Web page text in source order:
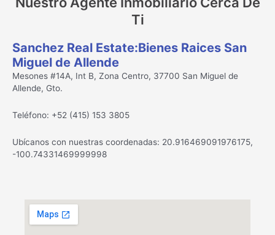
Ti
Sanchez Real Estate:Bienes Raices San
Miguel de Allende
Mesones #14A, Int B, Zona Centro, 37700 San Miguel de
Allende, Gto.
Teléfono: +52 (415) 153 3805
Ubícanos con nuestras coordenadas: 20.916469091976175,
-100.74331469999998